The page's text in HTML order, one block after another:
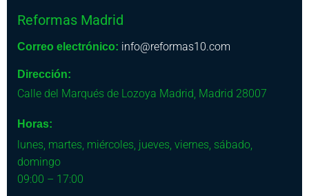
Reformas Madrid
Correo electrónico: info@reformas10.com
Dirección:
Calle del Marqués de Lozoya Madrid, Madrid 28007
Horas:
lunes, martes, miércoles, jueves, viernes, sábado,
domingo
09:00 – 17:00